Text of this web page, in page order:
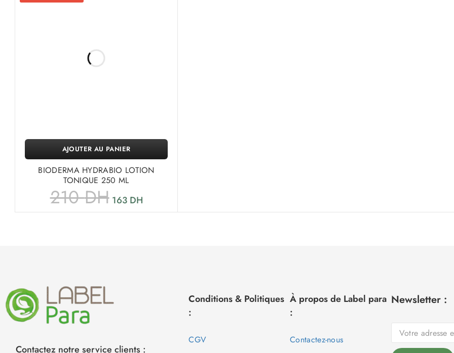
BIODERMA HYDRABIO LOTION
TONIQUE 250 ML
210DH 163 DH
AJOUTER AU PANIER
Contactez notre service clients :
Conditions & Politiques
:
CGV
À propos de Label para
:
Contactez-nous
Newsletter :